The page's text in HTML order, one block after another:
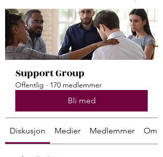
Support Group
Offentlig · 170 medlemmer
Bli med
Diskusjon Medier Medlemmer Om